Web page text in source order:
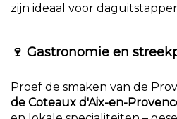
zijn ideaal voor
🍷 Gastronomie en
Proef de smaken van de
de Coteaux d'Aix-en-